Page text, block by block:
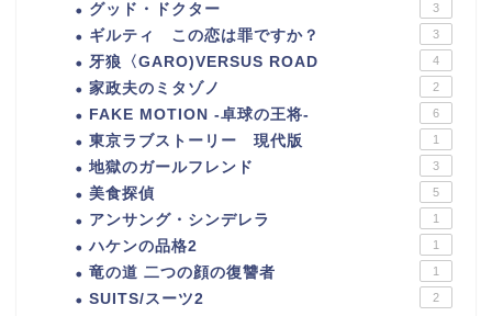
グッド・ドクター 3
ギルティ この恋は罪ですか？ 3
牙狼〈GARO)VERSUS ROAD 4
家政夫のミタゾノ 2
FAKE MOTION -卓球の王将- 6
東京ラブストーリー 現代版 1
地獄のガールフレンド 3
美食探偵 5
アンサング・シンデレラ 1
ハケンの品格2 1
竜の道 二つの顔の復讐者 1
SUITS/スーツ2 2